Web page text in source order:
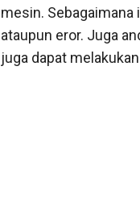
mesin. Sebagaimana
ataupun eror. Juga
juga dapat